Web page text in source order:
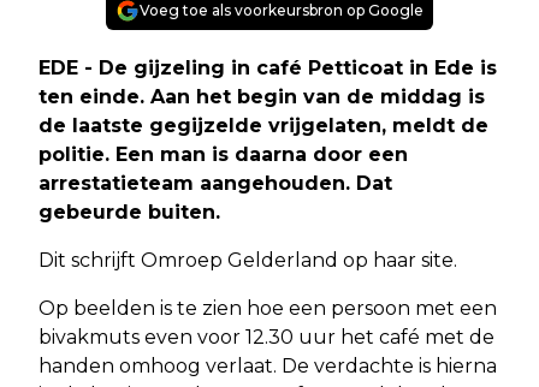
Voeg toe als voorkeursbron op Google
EDE - De gijzeling in café Petticoat in Ede is
ten einde. Aan het begin van de middag is
de laatste gegijzelde vrijgelaten, meldt de
politie. Een man is daarna door een
arrestatieteam aangehouden. Dat
gebeurde buiten.
Dit schrijft Omroep Gelderland op haar site.
Op beelden is te zien hoe een persoon met een
bivakmuts even voor 12.30 uur het café met de
handen omhoog verlaat. De verdachte is hierna